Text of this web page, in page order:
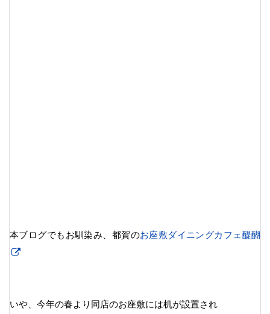
本ブログでもお馴染み、都賀のお座敷ダイニングカフェ醍醐
いや、今年の春より同店のお座敷には机が設置され